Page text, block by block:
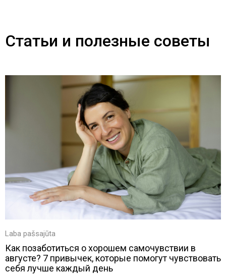
Статьи и полезные советы
Laba pašsajūta
Как позаботиться о хорошем самочувствии в
августе? 7 привычек, которые помогут чувствовать
себя лучше каждый день